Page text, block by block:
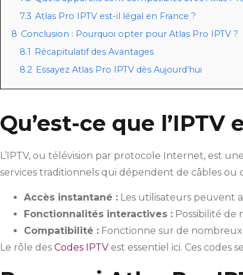
7.3 Atlas Pro IPTV est-il légal en France ?
8 Conclusion : Pourquoi opter pour Atlas Pro IPTV ?
8.1 Récapitulatif des Avantages
8.2 Essayez Atlas Pro IPTV dès Aujourd’hui
Qu’est-ce que
L’IPTV, ou télévision par protocole Internet, est
services traditionnels qui dépendent de câbles ou
Accès instantané : Les utilisateurs peuvent
Fonctionnalités interactives : Possibilité de
Compatibilité : Fonctionne sur de
Le rôle des Codes IPTV est essentiel ici. Ces codes